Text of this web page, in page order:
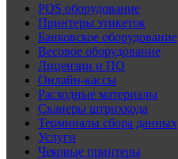
POS оборудование
Принтеры этикеток
Банковское оборудование
Весовое оборудование
Лицензии и ПО
Онлайн-кассы
Расходные материалы
Сканеры штрихкода
Терминалы сбора данных
Услуги
Чековые принтеры